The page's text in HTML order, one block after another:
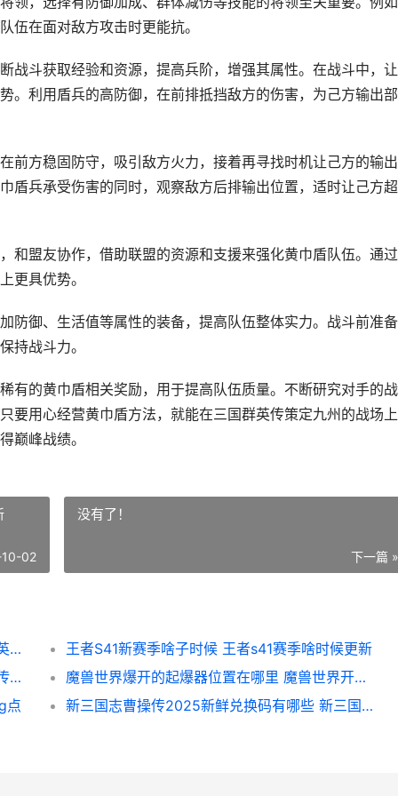
伍在面对敌方攻击时更能抗。
战斗获取经验和资源，提高兵阶，增强其属性。在战斗中，
。利用盾兵的高防御，在前排抵挡敌方的伤害，为己方输出
前方稳固防守，吸引敌方火力，接着再寻找时机让己方的输
盾兵承受伤害的同时，观察敌方后排输出位置，适时让己方
和盟友协作，借助联盟的资源和支援来强化黄巾盾队伍。通
更具优势。
防御、生活值等属性的装备，提高队伍整体实力。战斗前准
持战斗力。
有的黄巾盾相关奖励，用于提高队伍质量。不断研究对手的战
要用心经营黄巾盾方法，就能在三国群英传策定九州的战场
巅峰战绩。
02
没有了！
下一篇 »
三国群英传策定九州黄巾盾方法策略 三国群英传策定九洲什么时候开服的
王者S41新赛季啥子时候 王者s41赛季啥时候更新
炉石传说33.0.3发现猎卡组代码是啥子 炉石传说2021年5月13日更新
魔兽世界爆开的起爆器位置在哪里 魔兽世界开爆发是什么意思
点
新三国志曹操传2025新鲜兑换码有哪些 新三国志曹操传论坛